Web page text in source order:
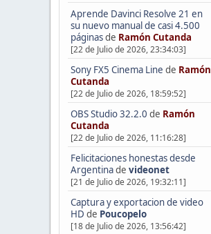
Aprende Davinci Resolve 21 en
su nuevo manual de casi 4.500
páginasde Ramón Cutanda
[22 de Julio de 2026, 23:34:03]
Sony FX5 Cinema Line de Ramón
Cutanda
[22 de Julio de 2026, 18:59:52]
OBS Studio 32.2.0 de Ramón
Cutanda
[22 de Julio de 2026, 11:16:28]
Felicitaciones honestas desde
Argentinade videonet
[21 de Julio de 2026, 19:32:11]
Captura y exportacion de video
HD de Poucopelo
[18 de Julio de 2026, 13:56:42]